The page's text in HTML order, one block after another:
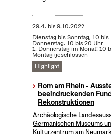
29.4. bis9.10.2022
Dienstag bis Sonntag, 10 bis
Donnerstag, 10 bis 20 Uhr
1. Donnerstag im Monat: 10
Montag geschlossen
Highlight
Rom am Rhein -
beeindruckenden
Rekonstruktionen
Archäologische
Germanischen Museums
Kulturzentrum am